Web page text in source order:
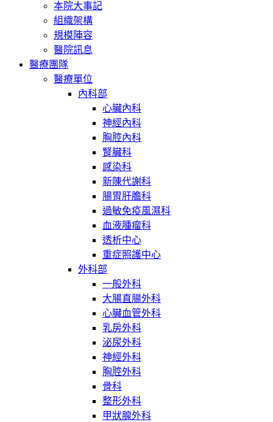
本院大事記
組織架構
規模陣容
醫院訊息
醫療團隊
醫療單位
內科部
心臟內科
神經內科
胸腔內科
腎臟科
感染科
新陳代謝科
腸胃肝膽科
過敏免疫風濕科
血液腫瘤科
透析中心
重症照護中心
外科部
一般外科
大腸直腸外科
心臟血管外科
乳房外科
泌尿外科
神經外科
胸腔外科
骨科
整形外科
甲狀腺外科